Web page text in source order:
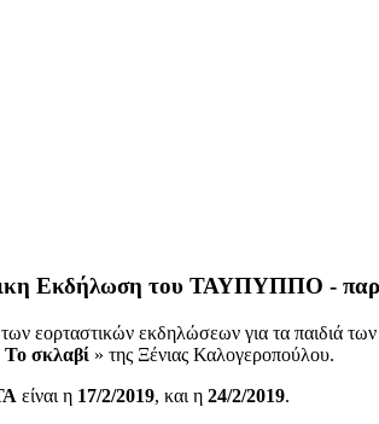
Εκδήλωση του ΤΑΥΠΥΠΠΟ -
των εορταστικών εκδηλώσεων για τα
Το σκλαβί » της Ξένιας Καλογεροπούλου.
είναι η 17/2/2019, και η 24/2/2019.